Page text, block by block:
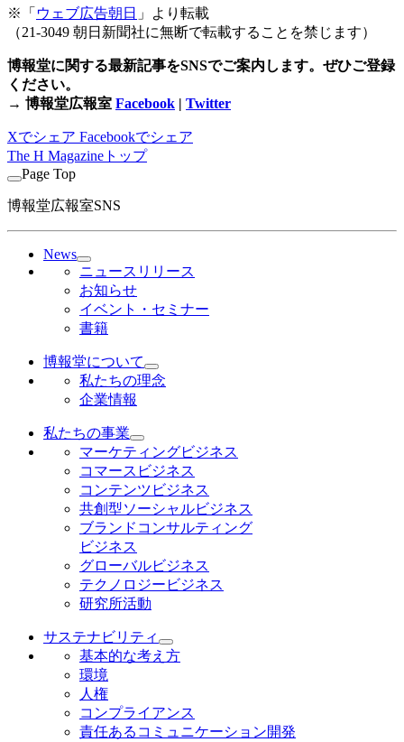
※「 ウェブ広告朝日 」より転載
（21-3049 朝日新聞社に無断で転載することを禁じます）
博報堂に関する最新記事をSNSでご案内します。ぜひご登録
ください。
→ 博報堂広報室 Facebook | Twitter
Xでシェア Facebookでシェア
The H Magazineトップ
Page Top
博報堂広報室SNS
News
ニュースリリース
お知らせ
イベント・セミナー
書籍
博報堂について
私たちの理念
企業情報
私たちの事業
マーケティングビジネス
コマースビジネス
コンテンツビジネス
共創型ソーシャルビジネス
ブランドコンサルティング
ビジネス
グローバルビジネス
テクノロジービジネス
研究所活動
サステナビリティ
基本的な考え方
環境
人権
コンプライアンス
責任あるコミュニケーション開発